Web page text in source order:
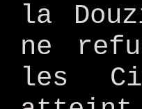
la
ne
les